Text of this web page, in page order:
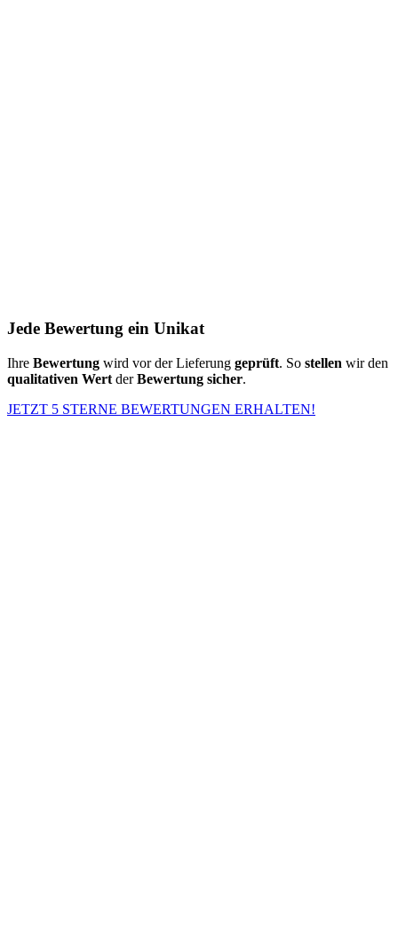
Jede Bewertung ein Unikat
Ihre Bewertung wird vor der Lieferung geprüft. So stellen wir den
qualitativen Wert derBewertung sicher.
JETZT 5 STERNE BEWERTUNGEN ERHALTEN!